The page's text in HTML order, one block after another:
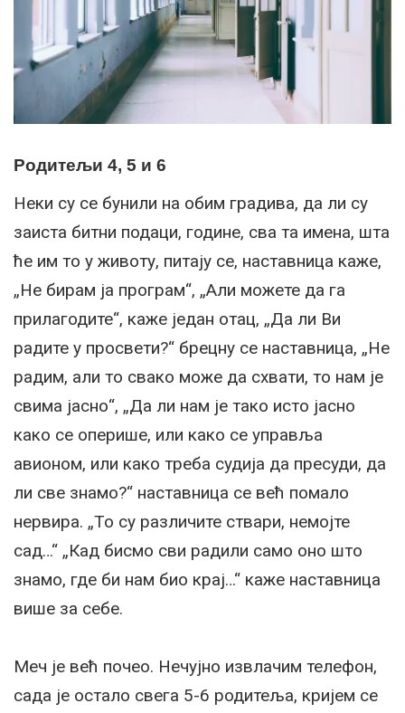
Родитељи 4, 5 и 6
Неки су се бунили на обим градива, да ли су
заиста битни подаци, године, сва та имена, шта
ће им то у животу, питају се, наставница каже,
„Не бирам ја програм“, „Али можете да га
прилагодите“, каже један отац, „Да ли Ви
радите у просвети?“ брецну се наставница, „Не
радим, али то свако може да схвати, то нам је
свима јасно“, „Да ли нам је тако исто јасно
како се оперише, или како се управља
авионом, или како треба судија да пресуди, да
ли све знамо?“ наставница се већ помало
нервира. „То су различите ствари, немојте
сад…“ „Кад бисмо сви радили само оно што
знамо, где би нам био крај…“ каже наставница
више за себе.
Меч је већ почео. Нечујно извлачим телефон,
сада је остало свега 5-6 родитеља, кријем се